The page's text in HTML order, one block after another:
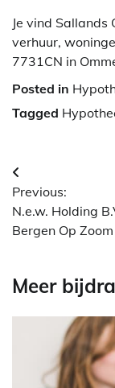
Je vind Sallands
verhuur,
7731CN in
Posted in
Tagged
Previous:
N.e.w. Holding
Bergen Op Zoom
Meer